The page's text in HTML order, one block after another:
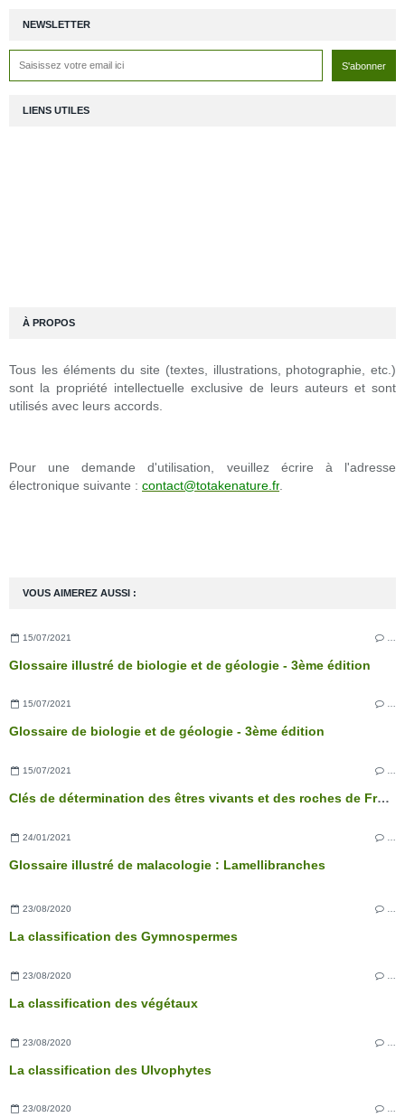
NEWSLETTER
VOUS AIMEREZ AUSSI :
15/07/2021
Glossaire illustré de biologie et de géologie - 3ème édition
15/07/2021 …
Glossaire de biologie et de géologie - 3ème édition
15/07/2021
Clés de détermination des êtres vivants et des roches de France - 3ème édition
24/01/2021
Glossaire illustré de malacologie : Lamellibranches
23/08/2020 …
La classification des Gymnospermes
23/08/2020
La classification des végétaux
23/08/2020
La classification des Ulvophytes
23/08/2020
LIENS UTILES
À PROPOS
Tous les éléments du site (textes, illustrations, photographie, etc.)
sont la propriété intellectuelle exclusive de leurs auteurs et sont
utilisés avec leurs accords.
Pour une demande d'utilisation, veuillez écrire à l'adresse
électronique suivante : contact@totakenature.fr